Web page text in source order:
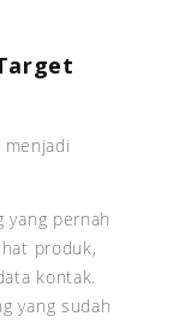
menjadi
yang pernah
produk,
kontak.
yang sudah